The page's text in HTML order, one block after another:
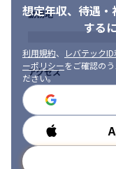
■iOS関連技術へのキャ
iOS・Swift・SwiftUI
として行っていただき
try! Swift Tokyoや
強会にも参加補助があ
■AI活用の推進と開発
アプリ開発のAI活用
ェクトへの適用の検討
実際に活用して開発
品質の向上も実施して
想定年収、待遇・
する
利用規約、 レバテック
ーポリシーをご確認の
ださい。
勤務地
アクセス
勤務時間